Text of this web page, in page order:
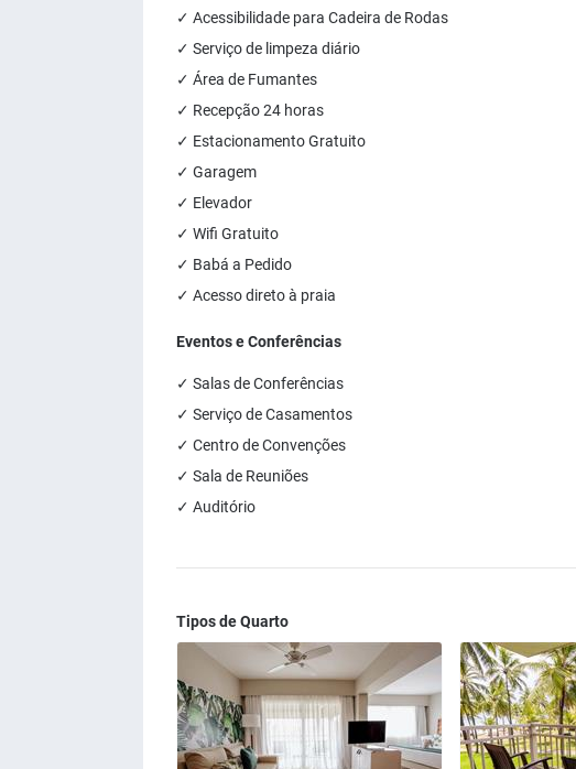
✓ Acessibilidade para Cadeira de Rodas
✓ Serviço de limpeza diário
✓ Área de Fumantes
✓ Recepção 24 horas
✓ Estacionamento Gratuito
✓ Garagem
✓ Elevador
✓ Wifi Gratuito
✓ Babá a Pedido
✓ Acesso direto à praia
Eventos e Conferências
✓ Salas de Conferências
✓ Serviço de Casamentos
✓ Centro de Convenções
✓ Sala de Reuniões
✓ Auditório
Tipos de Quarto